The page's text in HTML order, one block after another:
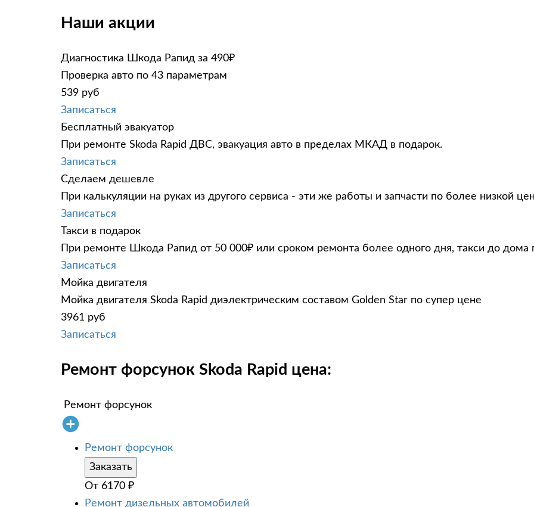
Наши акции
Диагностика Шкода Рапид за 490₽
Проверка авто по 43 параметрам
539 руб
Записаться
Бесплатный эвакуатор
При ремонте Skoda Rapid ДВС, эвакуация авто в пределах МКАД в подарок.
Записаться
Сделаем дешевле
При калькуляции на руках из другого сервиса - эти же работы и запчасти по более низкой
Записаться
Такси в подарок
При ремонте Шкода Рапид от 50 000₽ или сроком ремонта более одного дня, такси до дома
Записаться
Мойка двигателя
Мойка двигателя Skoda Rapid диэлектрическим составом Golden Star по супер цене
3961 руб
Записаться
Ремонт форсунок Skoda Rapid цена:
Ремонт форсунок
Ремонт форсунок
Заказать
От 6170 ₽
Ремонт дизельных автомобилей